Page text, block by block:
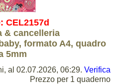
CEL2157d
& cancelleria
formato A4, quadro
5mm
al 02.07.2026, 06:29. Verifica
Prezzo per 1 quaderno